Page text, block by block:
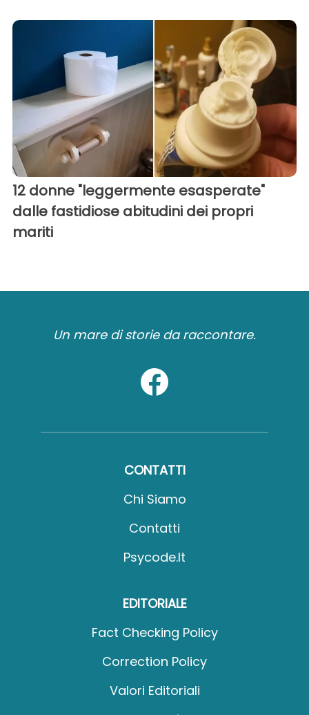
12 donne "leggermente esasperate"
dalle fastidiose abitudini dei propri
mariti
Un mare di storie da raccontare.
CONTATTI
Chi Siamo
Contatti
Psycode.it
EDITORIALE
Fact Checking Policy
Correction Policy
Valori Editoriali